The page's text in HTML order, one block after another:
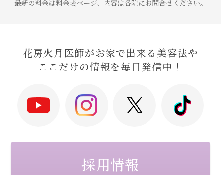
最新の料金は料金表ページ、内容は各院にお問合せください。
花房火月医師がお家で出来る美容法や
ここだけの情報を毎日発信中！
採用情報